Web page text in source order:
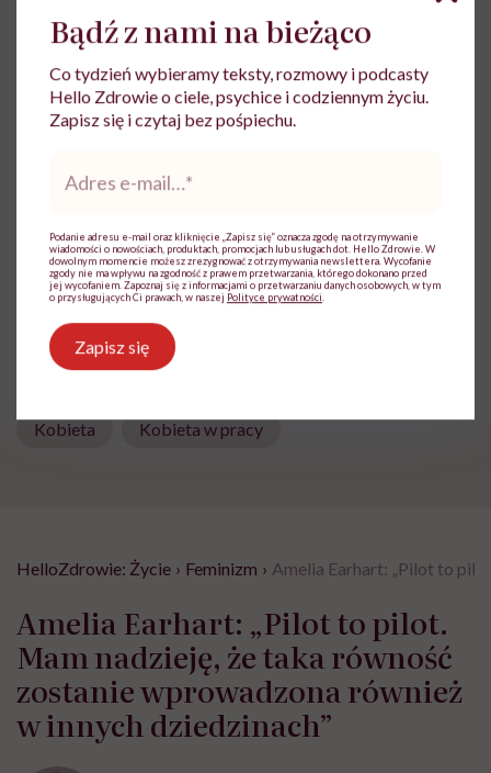
Ewa Wojciechowska
Dziennikarka, filolożka, politolożka,
reportażystka. Pisze, od kiedy pamięta, a w
innych
Udostępnij
Kobieta Kobieta w pracy
HelloZdrowie: Życie › Feminizm › Amelia Earhart: „Pilot to
Amelia Earhart: „Pilot to pilot.
Mam nadzieję, że taka równość
zostanie wprowadzona również
w innych dziedzinach”
Bądź z nami na bieżąco
Co tydzień wybieramy teksty, rozmowy i podcasty
Hello Zdrowie o ciele, psychice i codziennym życiu.
Zapisz się i czytaj bez pośpiechu.
*
Podanie adresu e-mail oraz kliknięcie „Zapisz się” oznacza zgodę na otrzymywanie
wiadomości o nowościach, produktach, promocjach lub usługach dot. Hello Zdrowie. W
dowolnym momencie możesz zrezygnować z otrzymywania newslettera. Wycofanie
zgody nie ma wpływu na zgodność z prawem przetwarzania, którego dokonano przed
jej wycofaniem. Zapoznaj się z informacjami o przetwarzaniu danych osobowych, w tym
o przysługujących Ci prawach, w naszej Polityce prywatności
Zapisz się